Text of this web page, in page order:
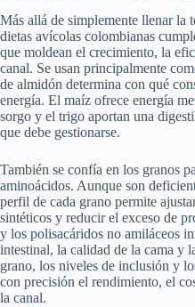
Más allá de simplemente llenar la
dietas avícolas colombianas
que moldean el crecimiento, la
canal. Se usan principalmente
de almidón determina con qué
energía. El maíz ofrece energía
sorgo y el trigo aportan una
que debe gestionarse.
También se confía en los granos
aminoácidos. Aunque son
perfil de cada grano permite
sintéticos y reducir el exceso de
y los polisacáridos no amiláceos
intestinal, la calidad de la cama y
grano, los niveles de inclusión y
con precisión el rendimiento, el
la canal.